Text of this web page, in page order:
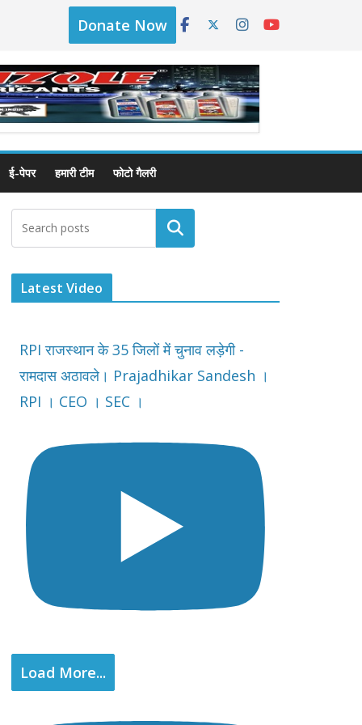
Donate Now
ई-पेपर हमारी टीम फोटो गैलरी
Latest Video
RPI राजस्थान के 35 जिलों में चुनाव लड़ेगी -
रामदास अठावले। Prajadhikar Sandesh ।
RPI । CEO । SEC ।
Load More...